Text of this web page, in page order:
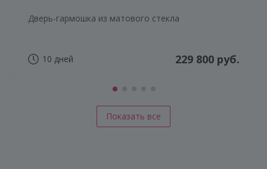
Дверь-гармошка из матового стекла
10 дней 229 800 руб.
Показать все